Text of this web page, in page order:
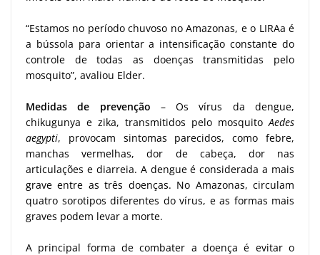
“Estamos no período chuvoso no Amazonas, e o LIRAa é
a bússola para orientar a intensificação constante do
controle de todas as doenças transmitidas pelo
mosquito”, avaliou Elder.
Medidas de prevenção – Os vírus da dengue,
chikugunya e zika, transmitidos pelo mosquito Aedes
aegypti, provocam sintomas parecidos, como febre,
manchas vermelhas, dor de cabeça, dor nas
articulações e diarreia. A dengue é considerada a mais
grave entre as três doenças. No Amazonas, circulam
quatro sorotipos diferentes do vírus, e as formas mais
graves podem levar a morte.
A principal forma de combater a doença é evitar o